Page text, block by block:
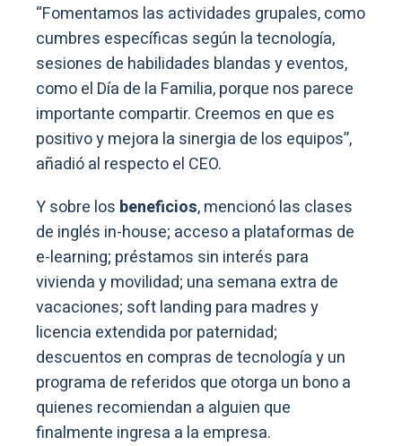
“Fomentamos las actividades grupales, como
cumbres específicas según la tecnología,
sesiones de habilidades blandas y eventos,
como el Día de la Familia, porque nos parece
importante compartir. Creemos en que es
positivo y mejora la sinergia de los equipos”,
añadió al respecto el CEO.
Y sobre los beneficios, mencionó las clases
de inglés in-house; acceso a plataformas de
e-learning; préstamos sin interés para
vivienda y movilidad; una semana extra de
vacaciones; soft landing para madres y
licencia extendida por paternidad;
descuentos en compras de tecnología y un
programa de referidos que otorga un bono a
quienes recomiendan a alguien que
finalmente ingresa a la empresa.